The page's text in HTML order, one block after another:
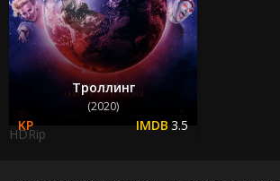
Троллинг
(2020)
3.5
HDRip